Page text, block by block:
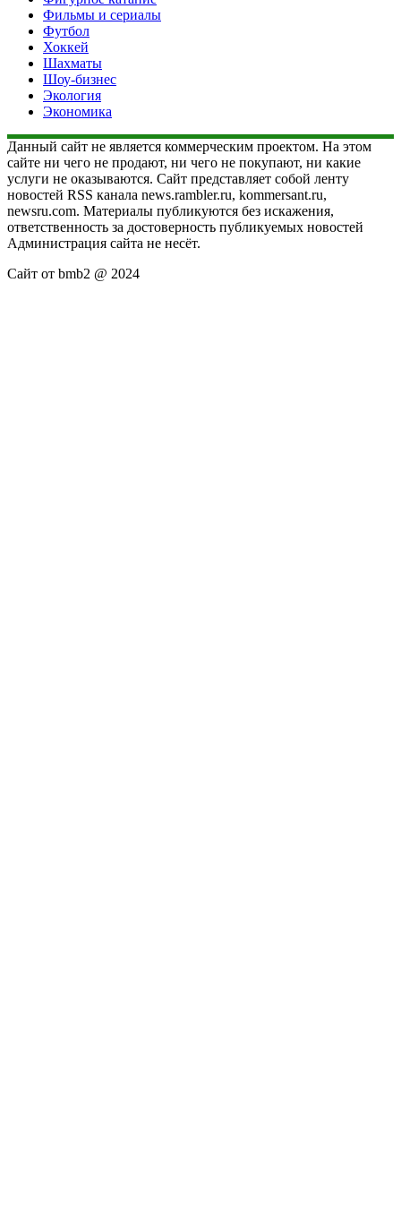
Фильмы и сериалы
Футбол
Хоккей
Шахматы
Шоу-бизнес
Экология
Экономика
Данный сайт не является коммерческим проектом. На этом
сайте ни чего не продают, ни чего не покупают, ни какие
услуги не оказываются. Сайт представляет собой ленту
новостей RSS канала news.rambler.ru, kommersant.ru,
newsru.com. Материалы публикуются без искажения,
ответственность за достоверность публикуемых новостей
Администрация сайта не несёт.
Сайт от bmb2 @ 2024